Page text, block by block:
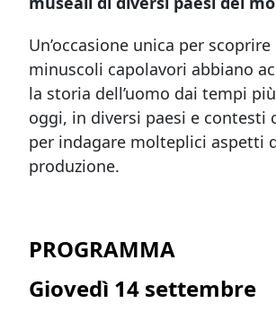
Un’occasione unica per
minuscoli capolavori abbiano
la storia dell’uomo dai tempi
oggi, in diversi paesi e contesti
per indagare molteplici aspetti
produzione.
PROGRAMMA
Giovedì 14 settembre